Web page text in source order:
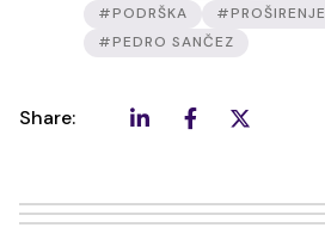
#PODRŠKA
#PROŠIRENJE
#PEDRO SANČEZ
Share: